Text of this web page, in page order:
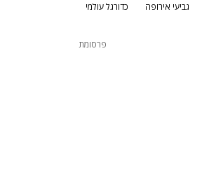
גביעי אירופה כדורגל עולמי
פרסומת